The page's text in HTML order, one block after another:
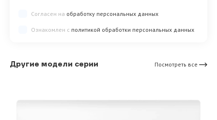
Согласен на обработку персональных данных
Ознакомлен с политикой обработки персональных данных
Другие модели серии Посмотреть все